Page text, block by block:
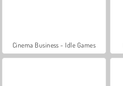
Cinema Business - Idle Games